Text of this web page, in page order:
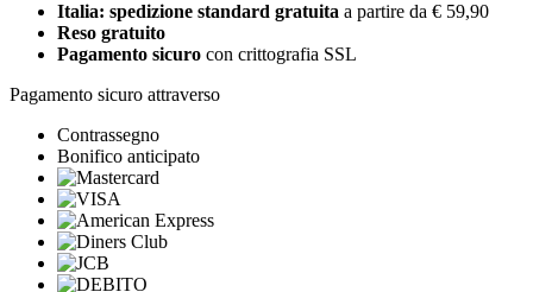
Italia: spedizione standard gratuita a partire da € 59,90
Reso gratuito
Pagamento sicuro con crittografia SSL
Pagamento sicuro attraverso
Contrassegno
Bonifico anticipato